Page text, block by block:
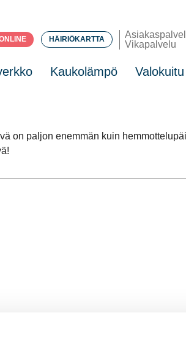
HÄIRIÖKARTTA
Vikapalvelu
Kaukolämpö Valokuitu
on paljon enemmän kuin